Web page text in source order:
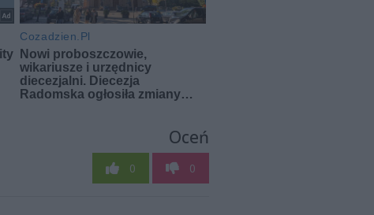
Oceń
0 0